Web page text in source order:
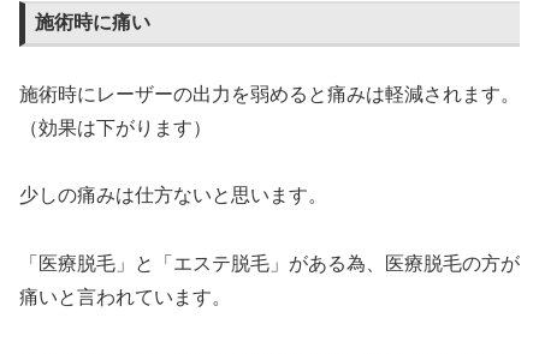
施術時に痛い
施術時にレーザーの出力を弱めると痛みは軽減されます。
（効果は下がります）
少しの痛みは仕方ないと思います。
「医療脱毛」と「エステ脱毛」がある為、医療脱毛の方が
痛いと言われています。